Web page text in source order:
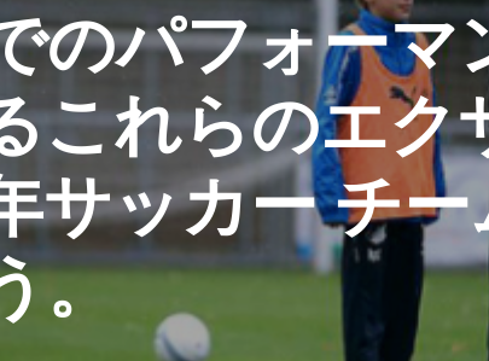
専門トレーニン
指導を依頼する
のパフォーマ
これらのエク
サッカー チ
。